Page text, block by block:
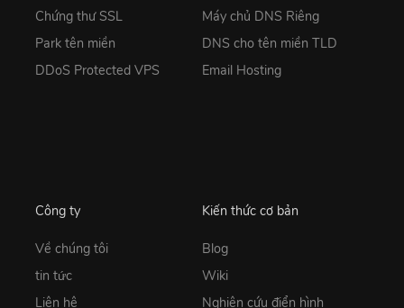
Chứng thư SSL
Park tên miền
DDoS Protected VPS
Máy chủ DNS Riêng
DNS cho tên miền TLD
Email Hosting
Công ty
Về chúng tôi
tin tức
Liên hệ
Kiến thức cơ bản
Blog
Wiki
Nghiên cứu điển hình